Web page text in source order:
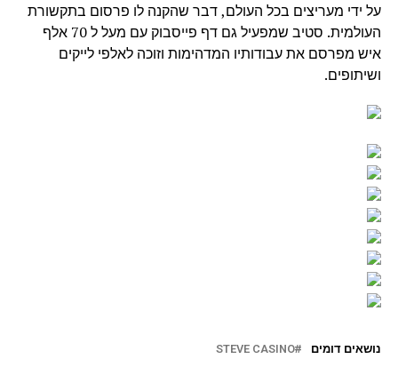
על ידי מעריצים בכל העולם, דבר שהקנה לו פרסום בתקשורת
העולמית. סטיב שמפעיל גם דף פייסבוק עם מעל ל 70 אלף
איש מפרסם את עבודותיו המדהימות וזוכה לאלפי לייקים
ושיתופים.
נושאים דומים STEVE CASINO